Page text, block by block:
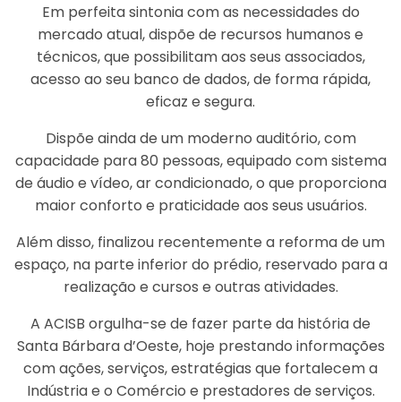
Em perfeita sintonia com as necessidades do
mercado atual, dispõe de recursos humanos e
técnicos, que possibilitam aos seus associados,
acesso ao seu banco de dados, de forma rápida,
eficaz e segura.
Dispõe ainda de um moderno auditório, com
capacidade para 80 pessoas, equipado com sistema
de áudio e vídeo, ar condicionado, o que proporciona
maior conforto e praticidade aos seus usuários.
Além disso, finalizou recentemente a reforma de um
espaço, na parte inferior do prédio, reservado para a
realização e cursos e outras atividades.
A ACISB orgulha-se de fazer parte da história de
Santa Bárbara d’Oeste, hoje prestando informações
com ações, serviços, estratégias que fortalecem a
Indústria e o Comércio e prestadores de serviços.